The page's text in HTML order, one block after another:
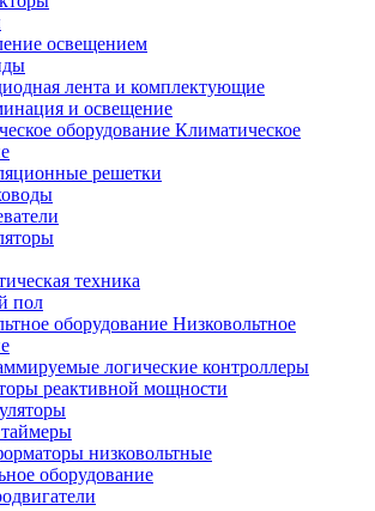
освещением
лента и комплектующие
и освещение
Климатическое
решетки
техника
пол
Низковольтное
логические контроллеры
реактивной мощности
низковольтные
оборудование